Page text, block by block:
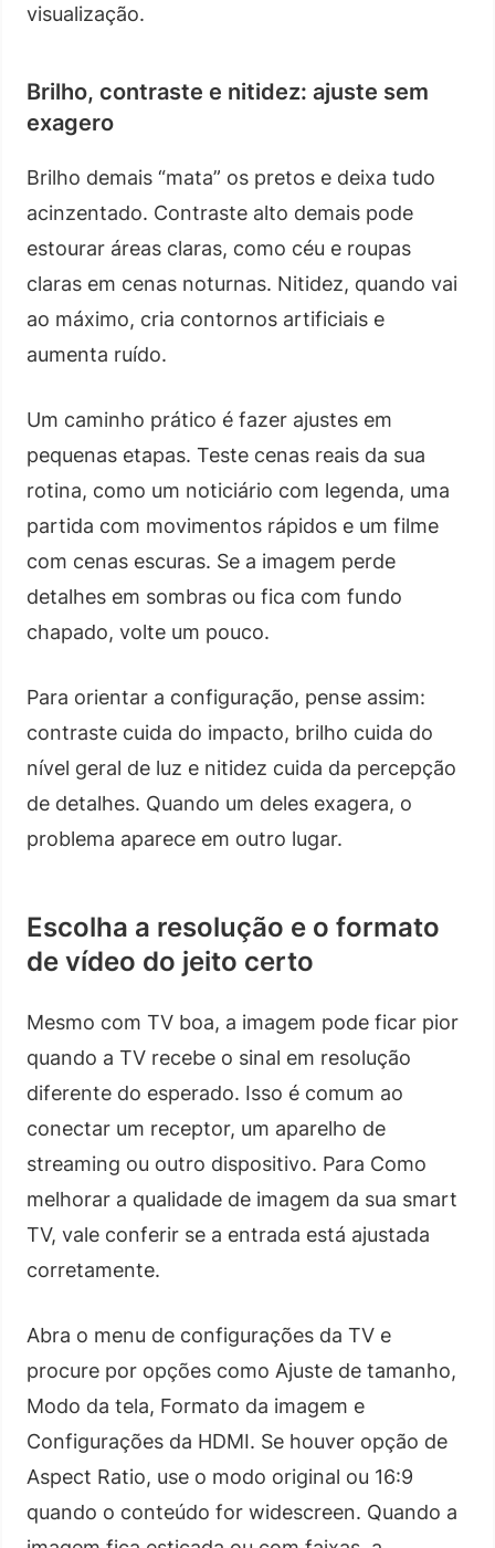
visualização.
Brilho, contraste e nitidez: ajuste sem
exagero
Brilho demais “mata” os pretos e deixa tudo
acinzentado. Contraste alto demais pode
estourar áreas claras, como céu e roupas
claras em cenas noturnas. Nitidez, quando vai
ao máximo, cria contornos artificiais e
aumenta ruído.
Um caminho prático é fazer ajustes em
pequenas etapas. Teste cenas reais da sua
rotina, como um noticiário com legenda, uma
partida com movimentos rápidos e um filme
com cenas escuras. Se a imagem perde
detalhes em sombras ou fica com fundo
chapado, volte um pouco.
Para orientar a configuração, pense assim:
contraste cuida do impacto, brilho cuida do
nível geral de luz e nitidez cuida da percepção
de detalhes. Quando um deles exagera, o
problema aparece em outro lugar.
Escolha a resolução e o formato
de vídeo do jeito certo
Mesmo com TV boa, a imagem pode ficar pior
quando a TV recebe o sinal em resolução
diferente do esperado. Isso é comum ao
conectar um receptor, um aparelho de
streaming ou outro dispositivo. Para Como
melhorar a qualidade de imagem da sua smart
TV, vale conferir se a entrada está ajustada
corretamente.
Abra o menu de configurações da TV e
procure por opções como Ajuste de tamanho,
Modo da tela, Formato da imagem e
Configurações da HDMI. Se houver opção de
Aspect Ratio, use o modo original ou 16:9
quando o conteúdo for widescreen. Quando a